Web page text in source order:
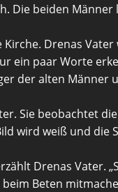
Die beiden
Drenas
ein paar Worte
der alten
Sie beobachtet
wird weiß und
Drenas Vater.
Beten